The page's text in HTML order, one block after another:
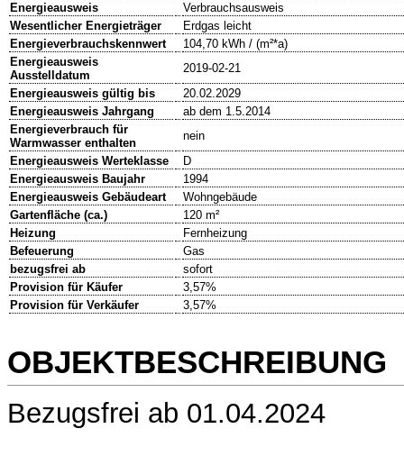
Energieausweis
Verbrauchsausweis
Wesentlicher Energieträger
Erdgas leicht
Energieverbrauchskennwert
104,70 kWh / (m²*a)
Energieausweis
Ausstelldatum
2019-02-21
Energieausweis gültig bis
20.02.2029
Energieausweis Jahrgang
ab dem 1.5.2014
Energieverbrauch für
Warmwasser enthalten
nein
Energieausweis Werteklasse
D
Energieausweis Baujahr
1994
Energieausweis Gebäudeart
Wohngebäude
Gartenfläche (ca.)
120 m²
Heizung
Fernheizung
Befeuerung
Gas
bezugsfrei ab
sofort
Provision für Käufer
3,57%
Provision für Verkäufer
3,57%
OBJEKTBESCHREIBUNG
Bezugsfrei ab 01.04.2024